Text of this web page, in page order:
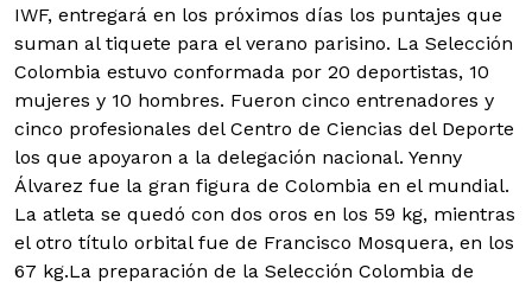
IWF, entregará en los próximos días los puntajes que
suman al tiquete para el verano parisino. La Selección
Colombia estuvo conformada por 20 deportistas, 10
mujeres y 10 hombres. Fueron cinco entrenadores y
cinco profesionales del Centro de Ciencias del Deporte
los que apoyaron a la delegación nacional. Yenny
Álvarez fue la gran figura de Colombia en el mundial.
La atleta se quedó con dos oros en los 59 kg, mientras
el otro título orbital fue de Francisco Mosquera, en los
67 kg.La preparación de la Selección Colombia de